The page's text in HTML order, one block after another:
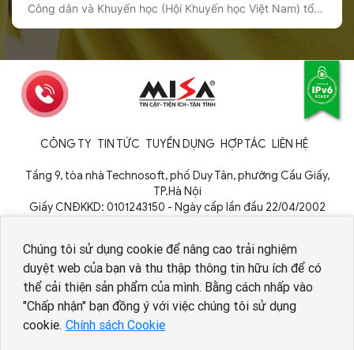
Chúng tôi sử dụng cookie để nâng cao trải nghiệm
duyệt web của bạn và thu thập thông tin hữu ích để có
thể cải thiện sản phẩm của mình. Bằng cách nhấp vào
"Chấp nhận" bạn đồng ý với việc chúng tôi sử dụng
cookie. Chính sách Cookie
Công dân và Khuyến học (Hội Khuyến học Việt Nam) tổ
Cuộc thi hướng tới mục tiêu lan tỏa […]
CÔNG TY TIN TỨC TUYỂN DỤNG HỢP TÁC LIÊN HỆ
Tầng 9, tòa nhà Technosoft, phố Duy Tân, phường Cầu Giấy,
TP.Hà Nội
Giấy CNĐKKD: 0101243150 - Ngày cấp lần đầu 22/04/2002
Copyright © 1994 - 2026 MISA JSC
Nhân viên AI tuyển dụng